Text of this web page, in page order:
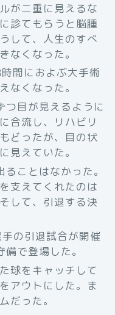
が二重に見えるな
診てもらうと脳腫
して、人生のすべ
なくなった。
間におよぶ大手術
なくなった。
つ目が見えるように
合流し、リハビリ
どったが、目の状
見えていた。
ことはなかった。
支えてくれたのは
して、引退する決
の引退試合が開催
で登場した。
球をキャッチして
アウトにした。ま
だった。